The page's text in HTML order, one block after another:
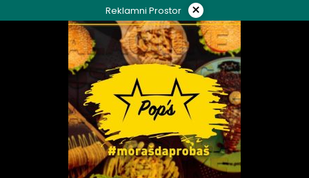
to
Reklamni Prostor ×